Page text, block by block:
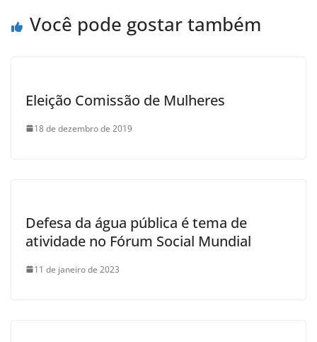
k
Você pode gostar também
Eleição Comissão de Mulheres
18 de dezembro de 2019
Defesa da água pública é tema de
atividade no Fórum Social Mundial
11 de janeiro de 2023